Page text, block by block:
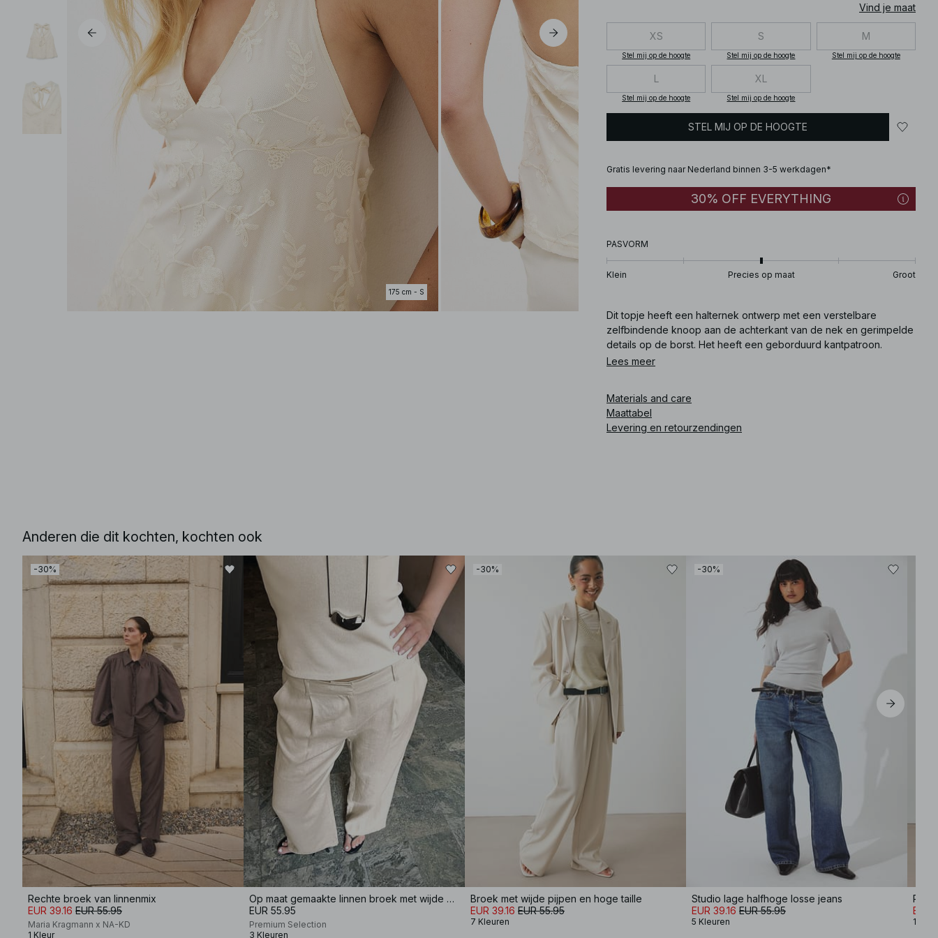
175 cm - S
Vind je maat
XS
Stel mij op de hoogte
S
Stel mij op de hoogte
M
Stel mij op de hoogte
L
Stel mij op de hoogte
XL
Stel mij op de hoogte
STEL MIJ OP DE HOOGTE
Gratis levering naar Nederland binnen 3-5 werkdagen*
30% OFF EVERYTHING
PASVORM
Klein Precies op maat Groot
Dit topje heeft een halternek ontwerp met een verstelbare
zelfbindende knoop aan de achterkant van de nek en gerimpelde
details op de borst. Het heeft een geborduurd kantpatroon.
Lees meer
Materials and care
Maattabel
Levering en retourzendingen
Anderen die dit kochten, kochten ook
-30%
Rechte broek van linnenmix
EUR 39.16 EUR 55.95
Maria Kragmann x NA-KD
1 Kleur
Op maat gemaakte linnen broek met wijde pijpen
EUR 55.95
Premium Selection
3 Kleuren
-30%
Broek met wijde pijpen en hoge taille
EUR 39.16 EUR 55.95
7 Kleuren
-30%
Studio lage halfhoge losse jeans
EUR 39.16 EUR 55.95
5 Kleuren
EUR
1